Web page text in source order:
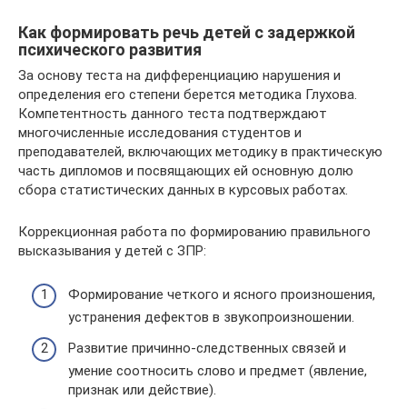
Как формировать речь детей с задержкой
психического развития
За основу теста на дифференциацию нарушения и
определения его степени берется методика Глухова.
Компетентность данного теста подтверждают
многочисленные исследования студентов и
преподавателей, включающих методику в практическую
часть дипломов и посвящающих ей основную долю
сбора статистических данных в курсовых работах.
Коррекционная работа по формированию правильного
высказывания у детей с ЗПР:
Формирование четкого и ясного произношения,
устранения дефектов в звукопроизношении.
Развитие причинно-следственных связей и
умение соотносить слово и предмет (явление,
признак или действие).